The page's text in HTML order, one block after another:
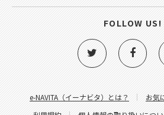
e-NAVITA（イーナビタ）とは？ お気
FOLLOW US!